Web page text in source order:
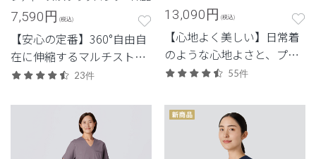
7,590円 (税込)
【安心の定番】360°自由自
在に伸縮するマルチストレ
ッチ素材を使用した定番・
23件
13,090円 (税込)
【心地よく美しい】日常着
のような心地よさと、プロ
フェッショナルにふさわし
リーズ。
55件